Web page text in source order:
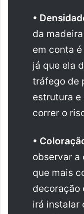
•
da
em conta
já que ela
tráfego de
estrutura e
correr o
•
observar a
que mais
decoração
irá instalar